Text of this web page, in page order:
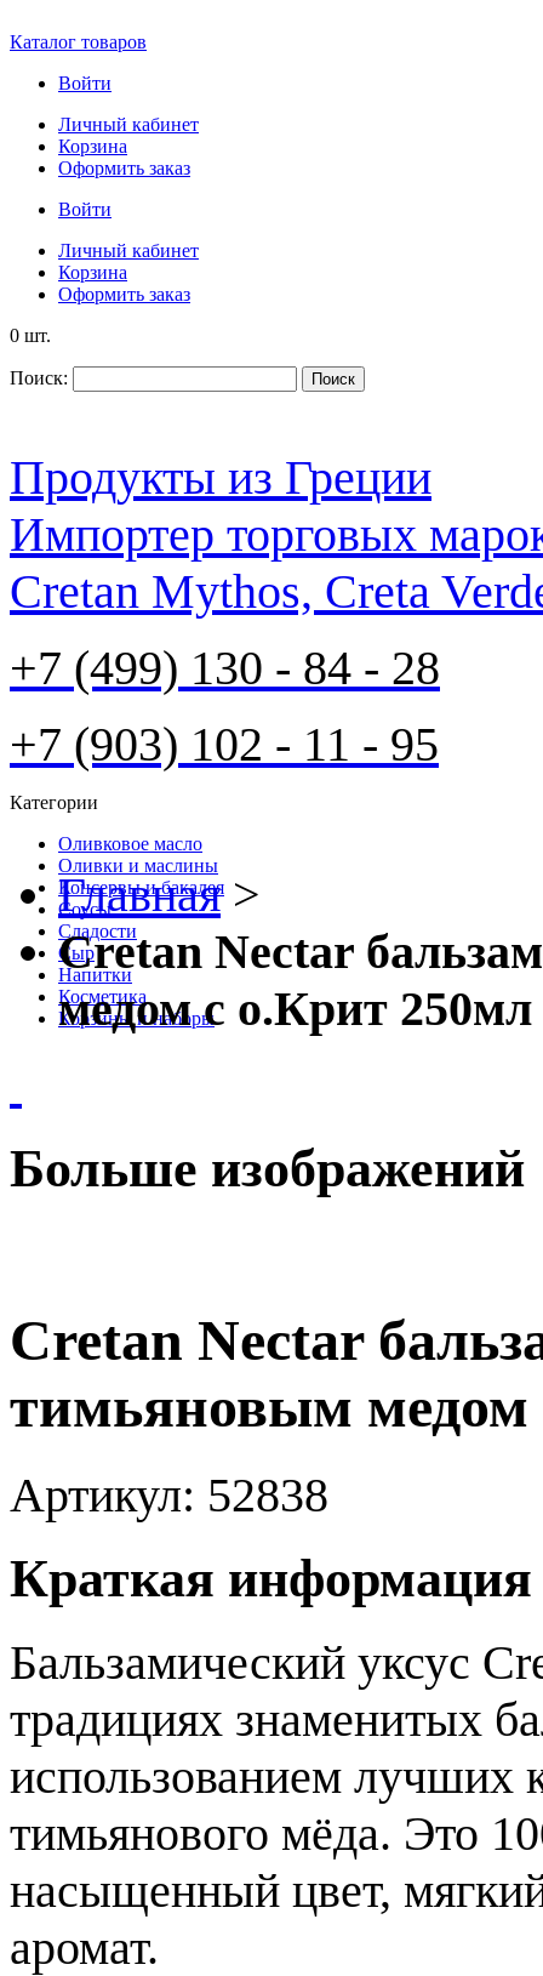
Каталог товаров
Войти
Личный кабинет
Корзина
Оформить заказ
Войти
Личный кабинет
Корзина
Оформить заказ
0 шт.
Поиск: Поиск
Продукты из Греции
Импортер торговых
Cretan Mythos, Creta
+7 (499) 130 - 84 - 28
+7 (903) 102 - 11 - 95
Категории
Оливковое масло
Оливки и маслины
Консервы и бакалея
Соусы
Cладости
Сыр
Напитки
Косметика
Корзины и наборы
Главная >
Cretan Nectar
медом с о.Крит 250мл
Больше изображений
Cretan Nectar
тимьяновым медом
Артикул: 52838
Краткая информация
Бальзамический уксус
традициях знаменитых
использованием лучших
тимьянового мёда. Это
насыщенный цвет,
аромат.